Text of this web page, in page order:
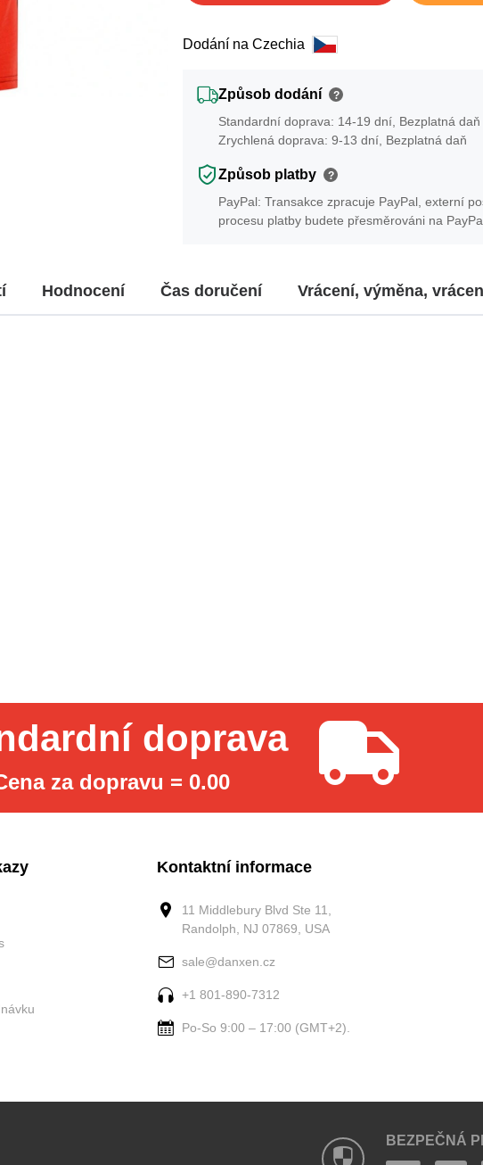
Dodání na Czechia
Způsob dodání ?
Standardní doprava: 14-19 dní, Bezplatná daň
Zrychlená doprava: 9-13 dní, Bezplatná daň
Způsob platby ?
PayPal: Transakce zpracuje PayPal, externí
procesu platby budete přesměrováni na
Hodnocení Čas doručení Vrácení, výměna,
doprava
za dopravu = 0.00
Kontaktní informace
11 Middlebury Blvd Ste 11,
Randolph, NJ 07869, USA
sale@danxen.cz
+1 801-890-7312
Po-So 9:00 – 17:00 (GMT+2).
BEZPEČNÁ